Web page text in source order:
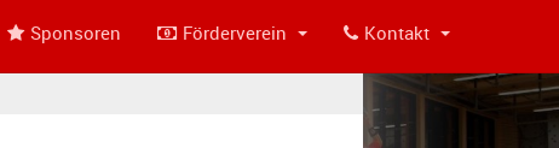
Sponsoren Förderverein Kontakt